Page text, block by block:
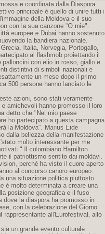
e coordinata dalla Diaspora
principale è quello di unire tutti i
della Moldova e il suo
con la sua canzone "O mie".
europee e Dubai hanno sostenuto
la bandiera nazionale.
Italia, Norvegia, Portogallo,
al flashmob proiettando il
con elio in rosso, giallo e
distintivi di simboli nazionali e
un mese dopo il primo
500 persone hanno lanciato le
azioni, sono stati veramente
amichevoli hanno promosso il loro
detto che "Nel mio paese
ho partecipato a questa campagna
la Moldova". Marius Eide
dalla bellezza della manifestazione
molto interessante per me
Il colombiano Hamilton
il patriottismo sentito dai moldavi.
perché ha visto il cuore aperto
al concorso canoro europeo.
una situazione politica piuttosto
è molto determinata a creare una
posizione geografica e il fuso
dove la diaspora ha promosso in
con la celebrazione del Giorno
rappresentante all'Eurofestival, allo
un grande evento culturale